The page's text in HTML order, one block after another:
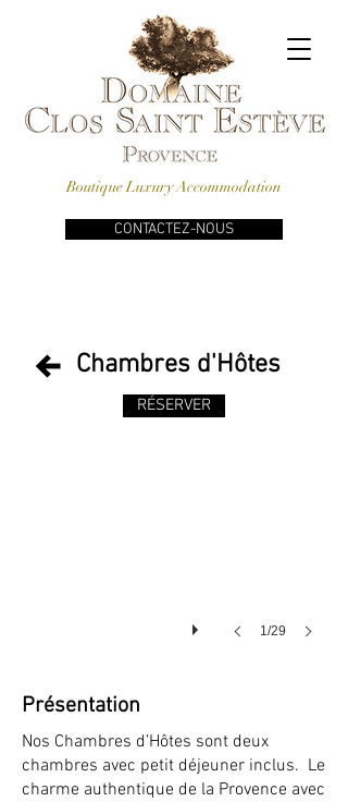
Boutique Luxury Accommodation
CONTACTEZ-NOUS
Chambres d'Hôtes
RÉSERVER
1/29
Présentation
Nos Chambres d’Hôtes sont deux
chambres avec petit déjeuner inclus. Le
charme authentique de la Provence avec